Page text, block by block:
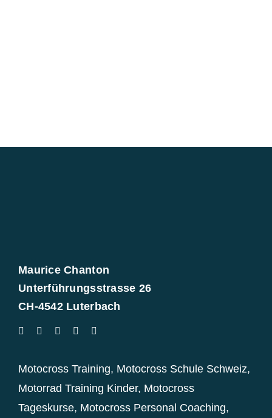
Maurice Chanton
Unterführungsstrasse 26
CH-4542 Luterbach
Motocross Training, Motocross Schule Schweiz,
Motorrad Training Kinder, Motocross
Tageskurse, Motocross Personal Coaching,